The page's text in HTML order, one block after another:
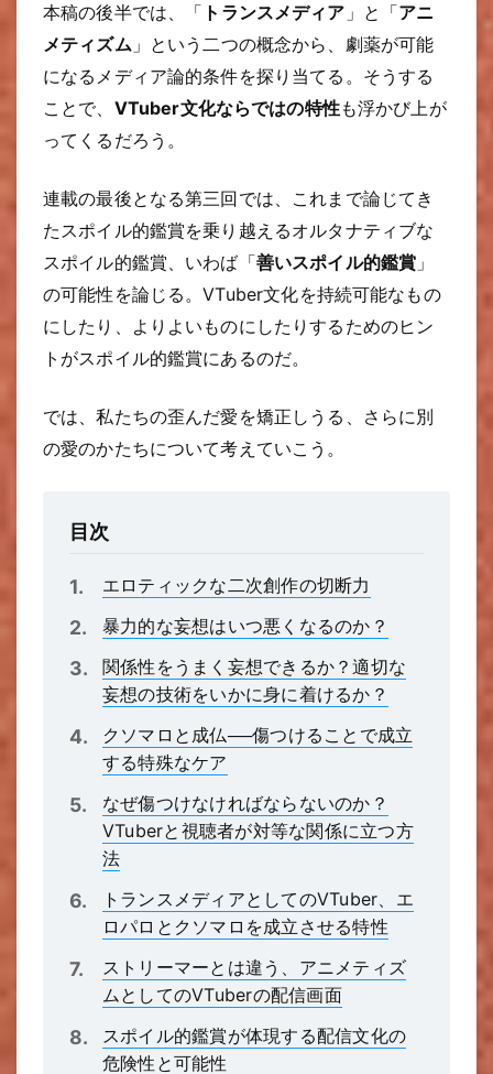
本稿の後半では、「 トランスメディア 」と「アニ
メティズム」という二つの概念から、劇薬が可能
になるメディア論的条件を探り当てる。そうする
ことで、 VTuber文化ならではの特性も浮かび上が
ってくるだろう。
連載の最後となる第三回では、これまで論じてき
たスポイル的鑑賞を乗り越えるオルタナティブな
スポイル的鑑賞、いわば「善いスポイル的鑑賞 」
の可能性を論じる。VTuber文化を持続可能なもの
にしたり、よりよいものにしたりするためのヒン
トがスポイル的鑑賞にあるのだ。
では、私たちの歪んだ愛を矯正しうる、さらに別
の愛のかたちについて考えていこう。
目次
エロティックな二次創作の切断力
暴力的な妄想はいつ悪くなるのか？
関係性をうまく妄想できるか？適切な
妄想の技術をいかに身に着けるか？
クソマロと成仏──傷つけることで成立
する特殊なケア
なぜ傷つけなければならないのか？
VTuberと視聴者が対等な関係に立つ方
法
トランスメディアとしてのVTuber、エ
ロパロとクソマロを成立させる特性
ストリーマーとは違う、アニメティズ
ムとしてのVTuberの配信画面
スポイル的鑑賞が体現する配信文化の
危険性と可能性